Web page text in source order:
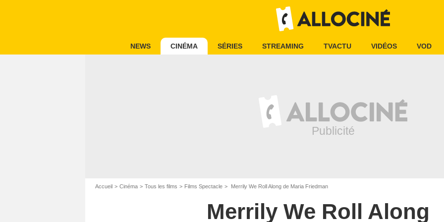
NEWS CINÉMA SÉRIES STREAMING TVACTU VIDÉOS VOD
Accueil Cinéma Tous les films Films Spectacle Merrily We Roll Along de Maria Friedman
Merrily We Roll Along